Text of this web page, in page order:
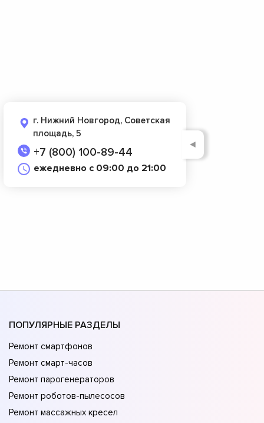
г. Нижний Новгород, Советская
площадь, 5
+7 (800) 100-89-44
ежедневно с 09:00 до 21:00
◄
ПОПУЛЯРНЫЕ РАЗДЕЛЫ
Ремонт смартфонов
Ремонт смарт-часов
Ремонт парогенераторов
Ремонт роботов-пылесосов
Ремонт массажных кресел